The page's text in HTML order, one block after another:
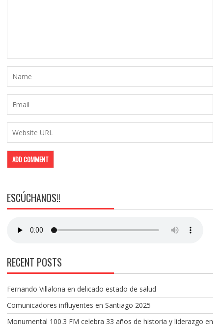
ESCÚCHANOS!!
RECENT POSTS
Fernando Villalona en delicado estado de salud
Comunicadores influyentes en Santiago 2025
Monumental 100.3 FM celebra 33 años de historia y liderazgo en